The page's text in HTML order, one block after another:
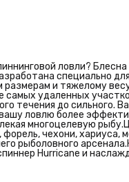
ловли?
специально
и тяжелому
самых удаленных
течения до сильного.
ловлю более
многоцелевую
форель, чехони,
рыболовного
Hurricane и